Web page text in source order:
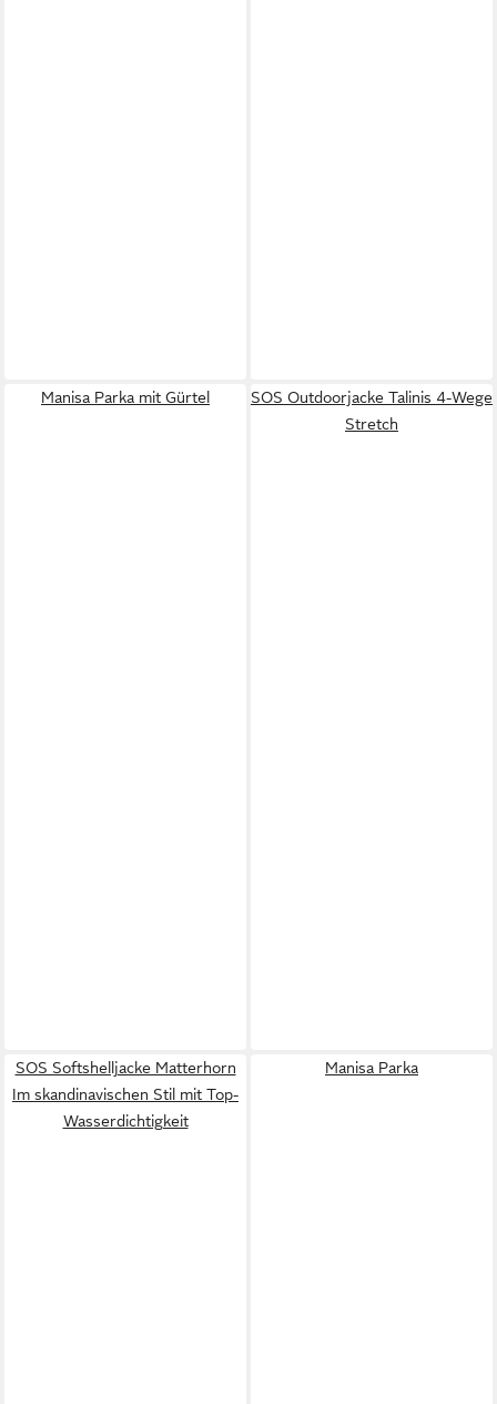
Manisa Parka mit Gürtel
SOS Outdoorjacke Talinis 4-Wege
Stretch
SOS Softshelljacke Matterhorn
Im skandinavischen Stil mit Top-
Wasserdichtigkeit
Manisa Parka